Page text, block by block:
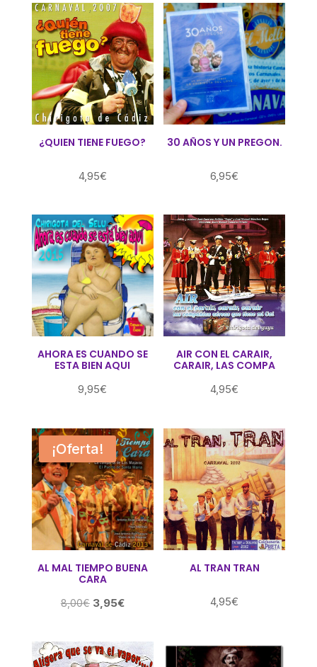
¿QUIEN TIENE FUEGO?
4,95€
30 AÑOS Y UN PREGON.
6,95€
AHORA ES CUANDO SE
ESTA BIEN AQUI
9,95€
AIR CON EL CARAIR,
CARAIR, LAS COMPA
4,95€
¡Oferta!
AL MAL TIEMPO BUENA
CARA
8,00€ El
original
era:
3,95€El
actual
es:
AL TRAN TRAN
4,95€